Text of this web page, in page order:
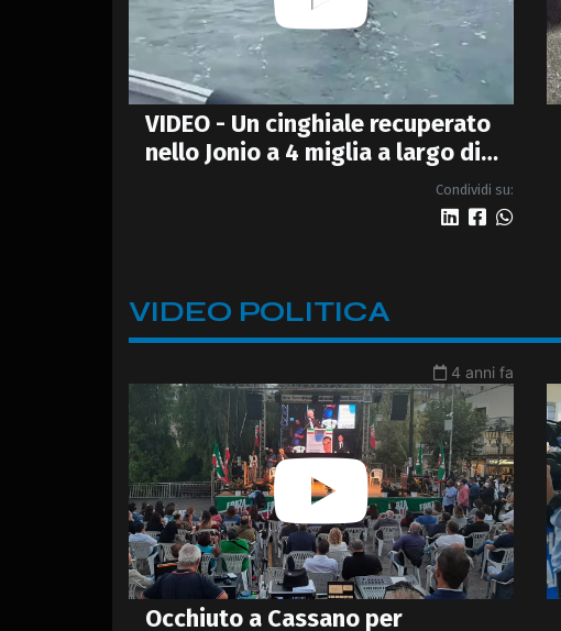
VIDEO - Un cinghiale recuperato
nello Jonio a 4 miglia a largo di
Condividi su:
VIDEO POLITICA
4 anni fa
Occhiuto a Cassano per